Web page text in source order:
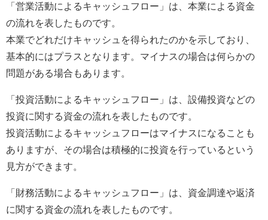
「営業活動によるキャッシュフロー」は、本業による資金
の流れを表したものです。
本業でどれだけキャッシュを得られたのかを示しており、
基本的にはプラスとなります。マイナスの場合は何らかの
問題がある場合もあります。
「投資活動によるキャッシュフロー」は、設備投資などの
投資に関する資金の流れを表したものです。
投資活動によるキャッシュフローはマイナスになることも
ありますが、その場合は積極的に投資を行っているという
見方ができます。
「財務活動によるキャッシュフロー」は、資金調達や返済
に関する資金の流れを表したものです。